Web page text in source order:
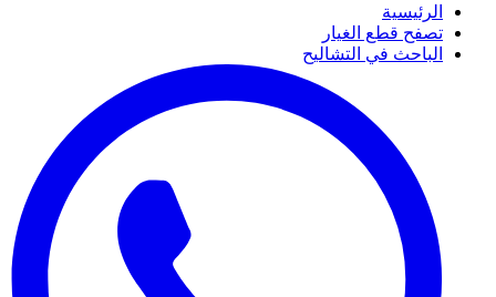
الرئيسية
تصفح قطع الغيار
الباحث في التشاليح